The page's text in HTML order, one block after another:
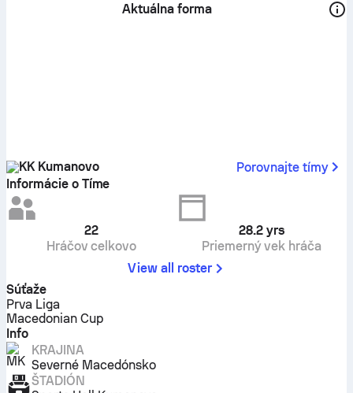
Aktuálna forma
KK Kumanovo
Porovnajte tímy
Informácie o Tíme
22
Hráčov celkovo
28.2 yrs
Priemerný vek hráča
View all roster
Súťaže
Prva Liga
Macedonian Cup
Info
KRAJINA
Severné Macedónsko
ŠTADIÓN